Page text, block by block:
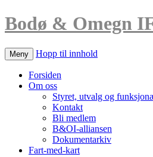
Bodø & Omegn
Meny Hopp til innhold
Forsiden
Om oss
Styret, utvalg og
Kontakt
Bli medlem
B&OI-alliansen
Dokumentarkiv
Fart-med-kart